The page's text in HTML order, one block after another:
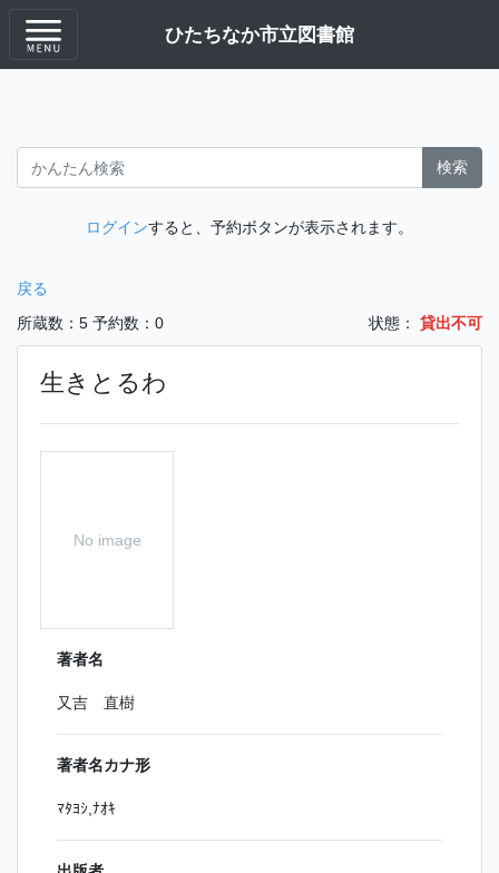
ひたちなか市立図書館
検索
ログインすると、予約ボタンが表示されます。
戻る
所蔵数：5 予約数：0 状態： 貸出不可
生きとるわ
No image
著者名
又吉 直樹
著者名カナ形
ﾏﾀﾖｼ,ﾅｵｷ